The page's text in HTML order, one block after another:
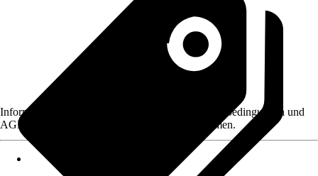
Informationen des Verkäufers, wie z. B. Rückgabebedingungen und
AGB, finden Sie bei Klick auf den Verkäufernamen.